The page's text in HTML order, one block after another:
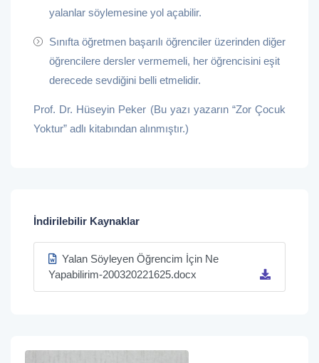
yalanlar söylemesine yol açabilir.
Sınıfta öğretmen başarılı öğrenciler üzerinden diğer
öğrencilere dersler vermemeli, her öğrencisini eşit
derecede sevdiğini belli etmelidir.
Prof. Dr. Hüseyin Peker (Bu yazı yazarın “Zor Çocuk
Yoktur” adlı kitabından alınmıştır.)
İndirilebilir Kaynaklar
Yalan Söyleyen Öğrencim İçin Ne
Yapabilirim-200320221625.docx